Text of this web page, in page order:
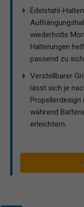
Edelstahl-
wiederholte
Halterungen
passend zu
Verstellbarer
lässt sich je
während
erleichtern.